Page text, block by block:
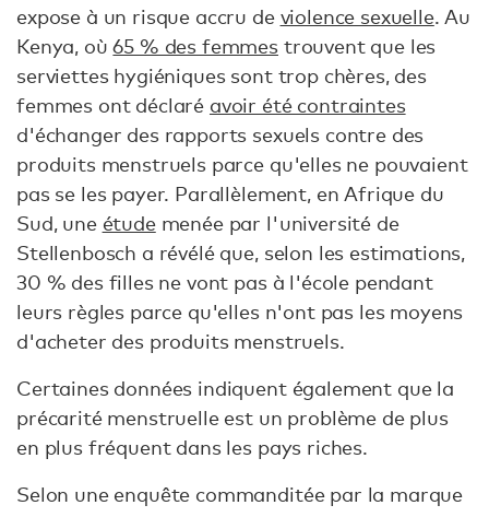
expose à un risque accru de violence sexuelle. Au
Kenya, où65 % des femmes trouvent que les
serviettes hygiéniques sont trop chères, des
femmes ont déclaré avoir été contraintes
d'échanger des rapports sexuels contre des
produits menstruels parce qu'elles ne pouvaient
pas se les payer. Parallèlement, en Afrique du
Sud, une étudemenée par l'université de
Stellenbosch a révélé que, selon les estimations,
30 % des filles ne vont pas à l'école pendant
leurs règles parce qu'elles n'ont pas les moyens
d'acheter des produits menstruels.
Certaines données indiquent également que la
précarité menstruelle est un problème de plus
en plus fréquent dans les pays riches.
Selon une enquête commanditée par la marque